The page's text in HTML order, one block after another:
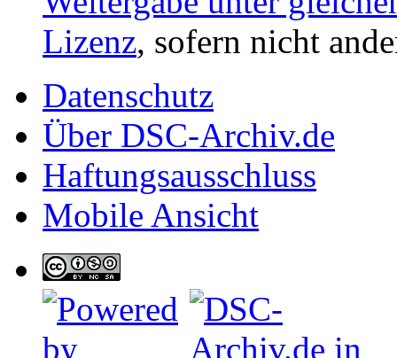
Lizenz, sofern nicht
Datenschutz
Über DSC-Archiv.de
Haftungsausschluss
Mobile Ansicht